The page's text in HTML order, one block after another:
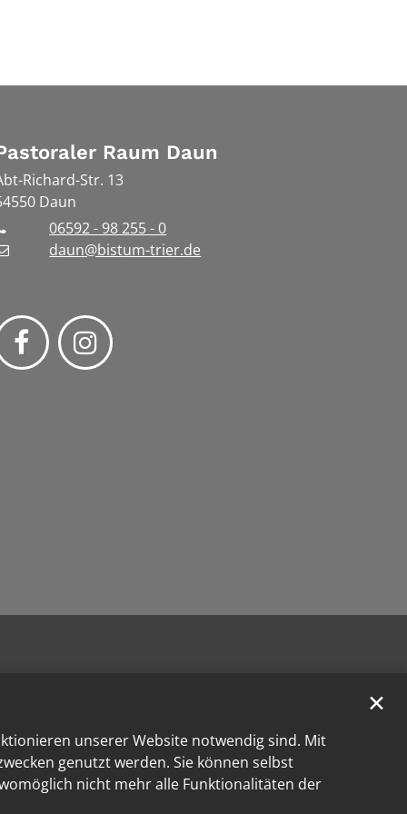
unserer Website notwendig sind. Mit
genutzt werden. Sie können selbst
nicht mehr alle Funktionalitäten der
✕
Raum Daun
Richard-Str. 13
Daun
06592 - 98 255 - 0
daun@bistum-trier.de